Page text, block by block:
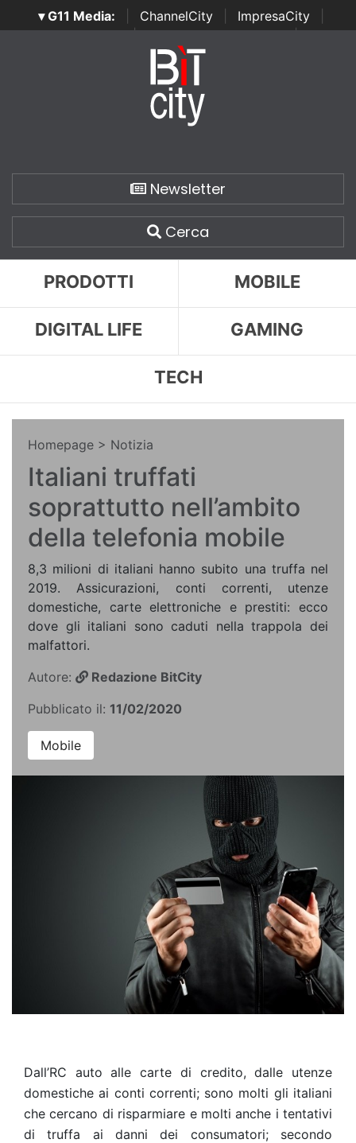
▾ G11 Media: ChannelCity ImpresaCity
SecurityOpenLab | Italian Channel Awards | Italian
Italian Security Awards
Newsletter
Cerca
PRODOTTI MOBILE
DIGITAL LIFE GAMING
TECH
Homepage > Notizia
Italiani truffati
soprattutto nell’ambito
della telefonia mobile
8,3 milioni di italiani hanno subito una truffa nel
2019. Assicurazioni, conti correnti, utenze
domestiche, carte elettroniche e prestiti: ecco
dove gli italiani sono caduti nella trappola dei
malfattori.
Autore:
Redazione BitCity
Pubblicato il: 11/02/2020
Mobile
Dall’RC auto alle carte di credito, dalle utenze
domestiche ai conti correnti; sono molti gli italiani
che cercano di risparmiare e molti anche i tentativi
di truffa ai danni dei consumatori; secondo